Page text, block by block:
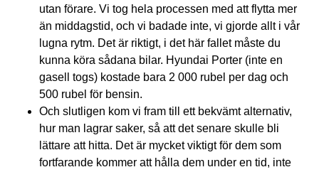
utan förare. Vi tog hela processen med att flytta mer
än middagstid, och vi badade inte, vi gjorde allt i vår
lugna rytm. Det är riktigt, i det här fallet måste du
kunna köra sådana bilar. Hyundai Porter (inte en
gasell togs) kostade bara 2 000 rubel per dag och
500 rubel för bensin.
Och slutligen kom vi fram till ett bekvämt alternativ,
hur man lagrar saker, så att det senare skulle bli
lättare att hitta. Det är mycket viktigt för dem som
fortfarande kommer att hålla dem under en tid, inte